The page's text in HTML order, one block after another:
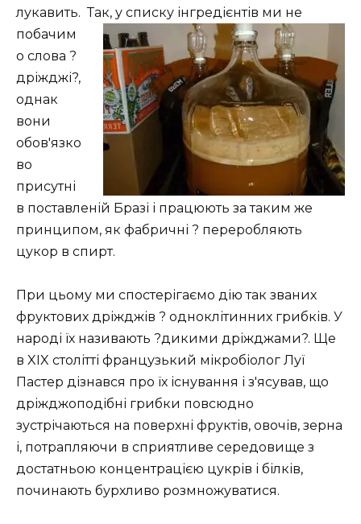
лукавить. Так, у списку інгредієнтів ми не
побачим
о слова ?
дріжджі?,
однак
вони
обов'язко
во
присутні
в поставленій Бразі і працюють за таким же
принципом, як фабричні ? переробляють
цукор в спирт.
При цьому ми спостерігаємо дію так званих
фруктових дріжджів ? одноклітинних грибків. У
народі їх називають ?дикими дріжджами?. Ще
в XIX столітті французький мікробіолог Луї
Пастер дізнався про їх існування і з'ясував, що
дріжджоподібні грибки повсюдно
зустрічаються на поверхні фруктів, овочів, зерна
і, потрапляючи в сприятливе середовище з
достатньою концентрацією цукрів і білків,
починають бурхливо розмножуватися.